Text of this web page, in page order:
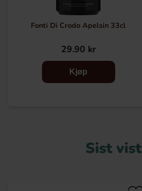
Fonti Di Crodo Apelsin 33cl
29.90 kr
Kjøp
Sist vist